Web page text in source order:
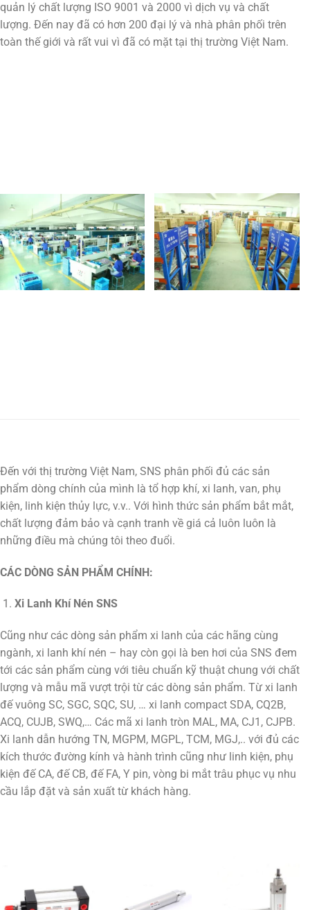
quản lý chất lượng ISO 9001 và 2000 vì dịch vụ và chất
lượng. Đến nay đã có hơn 200 đại lý và nhà phân phối trên
toàn thế giới và rất vui vì đã có mặt tại thị trường Việt Nam.
Đến với thị trường Việt Nam, SNS phân phối đủ các sản
phẩm dòng chính của mình là tổ hợp khí, xi lanh, van, phụ
kiện, linh kiện thủy lực, v.v.. Với hình thức sản phẩm bắt mắt,
chất lượng đảm bảo và cạnh tranh về giá cả luôn luôn là
những điều mà chúng tôi theo đuổi.
CÁC DÒNG SẢN PHẨM CHÍNH:
Xi Lanh Khí Nén SNS
Cũng như các dòng sản phẩm xi lanh của các hãng cùng
ngành, xi lanh khí nén – hay còn gọi là ben hơi của SNS đem
tới các sản phẩm cùng với tiêu chuẩn kỹ thuật chung với chất
lượng và mẫu mã vượt trội từ các dòng sản phẩm. Từ xi lanh
đế vuông SC, SGC, SQC, SU, … xi lanh compact SDA, CQ2B,
ACQ, CUJB, SWQ,… Các mã xi lanh tròn MAL, MA, CJ1, CJPB.
Xi lanh dẫn hướng TN, MGPM, MGPL, TCM, MGJ,.. với đủ các
kích thước đường kính và hành trình cũng như linh kiện, phụ
kiện đế CA, đế CB, đế FA, Y pin, vòng bi mắt trâu phục vụ nhu
cầu lắp đặt và sản xuất từ khách hàng.